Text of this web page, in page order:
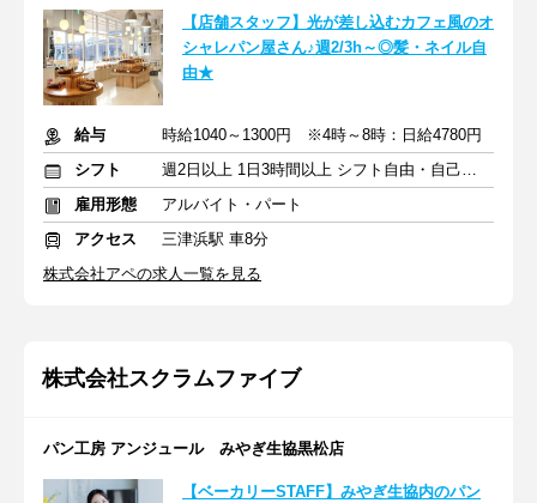
【店舗スタッフ】光が差し込むカフェ風のオ
シャレパン屋さん♪週2/3h～◎髪・ネイル自
由★
給与
時給1040～1300円 ※4時～8時：日給4780円
シフト
週2日以上 1日3時間以上 シフト自由・自己申告
雇用形態
アルバイト・パート
アクセス
三津浜駅 車8分
株式会社アペの求人一覧を見る
株式会社スクラムファイブ
パン工房 アンジュール みやぎ生協黒松店
【ベーカリーSTAFF】みやぎ生協内のパン